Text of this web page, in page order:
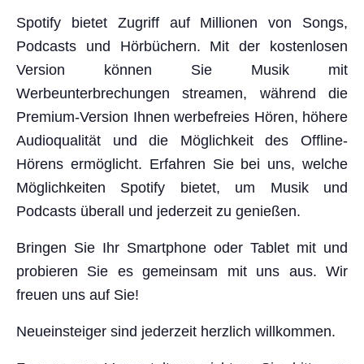
Spotify bietet Zugriff auf Millionen von Songs,
Podcasts und Hörbüchern. Mit der kostenlosen
Version können Sie Musik mit
Werbeunterbrechungen streamen, während die
Premium-Version Ihnen werbefreies Hören, höhere
Audioqualität und die Möglichkeit des Offline-
Hörens ermöglicht. Erfahren Sie bei uns, welche
Möglichkeiten Spotify bietet, um Musik und
Podcasts überall und jederzeit zu genießen.
Bringen Sie Ihr Smartphone oder Tablet mit und
probieren Sie es gemeinsam mit uns aus. Wir
freuen uns auf Sie!
Neueinsteiger sind jederzeit herzlich willkommen.